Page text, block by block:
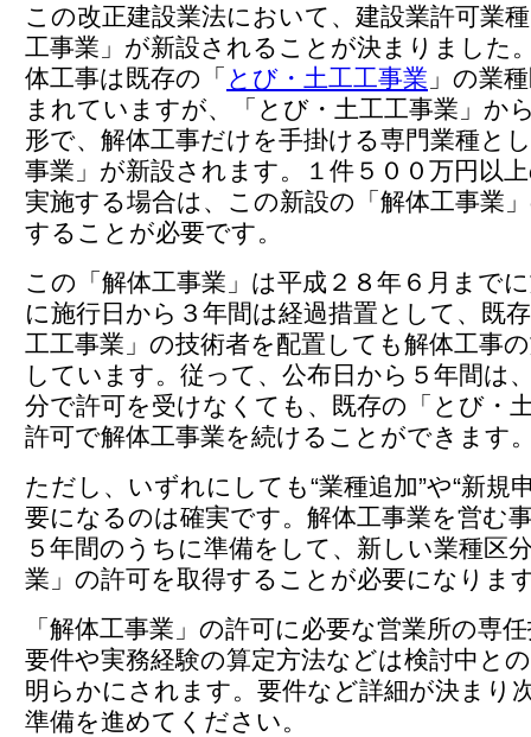
この改正建設業法において、建設業許可業
工事業」が新設されることが決まりました
体工事は既存の「 とび・土工工事業 」の業
まれていますが、「とび・土工工事業」か
形で、解体工事だけを手掛ける専門業種と
事業」が新設されます。１件５００万円以
実施する場合は、この新設の「解体工事業
することが必要です。
この「解体工事業」は平成２８年６月まで
に施行日から３年間は経過措置として、既
工工事業」の技術者を配置しても解体工事
しています。従って、公布日から５年間は
分で許可を受けなくても、既存の「とび・
許可で解体工事業を続けることができます
ただし、いずれにしても“業種追加”や“新規
要になるのは確実です。解体工事業を営む
５年間のうちに準備をして、新しい業種区
業」の許可を取得することが必要になりま
「解体工事業」の許可に必要な営業所の専
要件や実務経験の算定方法などは検討中と
明らかにされます。要件など詳細が決まり
準備を進めてください。